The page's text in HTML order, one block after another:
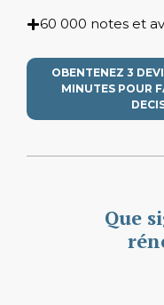
60 000 notes et
OBENTENEZ 3
MINUTES POUR
Que